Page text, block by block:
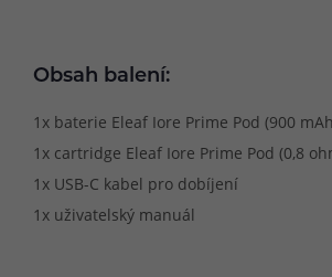
Obsah balení:
1x baterie Eleaf Iore Prime Pod (900
1x cartridge Eleaf Iore Prime Pod (0,8
1x USB-C kabel pro dobíjení
1x uživatelský manuál